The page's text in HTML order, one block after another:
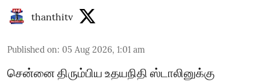
thanthitv
Published on: 05 Aug 2026, 1:01 am
சென்னை திரும்பிய உதயநிதி ஸ்டாலினுக்கு